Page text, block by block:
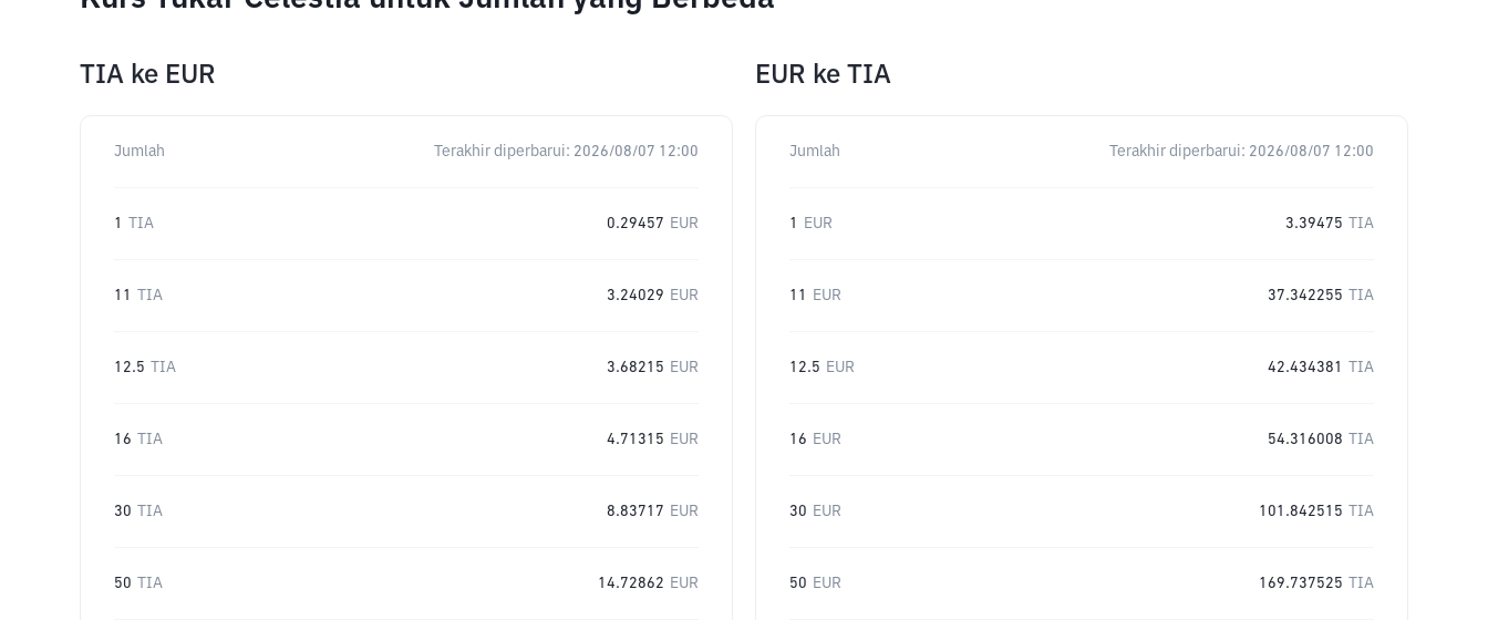
TIA ke EUR
Jumlah Terakhir diperbarui: 2026/08/07 12:00
1 TIA 0.29457 EUR
11 TIA 3.24029 EUR
12.5 TIA 3.68215 EUR
16 TIA 4.71315 EUR
30 TIA 8.83717 EUR
50 TIA 14.72862 EUR
EUR ke TIA
Jumlah Terakhir diperbarui: 2026/08/07 12:00
1 EUR 3.39475 TIA
11 EUR 37.342255 TIA
12.5 EUR 42.434381 TIA
16 EUR 54.316008 TIA
30 EUR 101.842515 TIA
50 EUR 169.737525 TIA